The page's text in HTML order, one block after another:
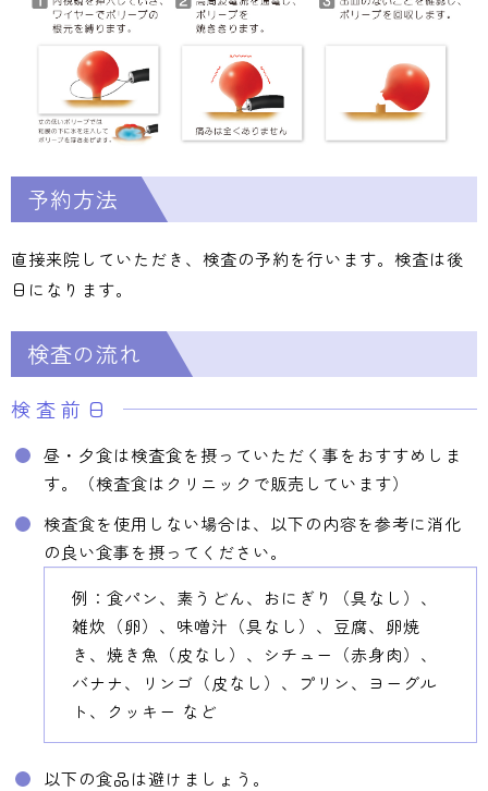
予約方法
直接来院していただき、検査の予約を行います。検査は後
日になります。
検査の流れ
検査前日
昼・夕食は検査食を摂っていただく事をおすすめしま
す。（検査食はクリニックで販売しています）
検査食を使用しない場合は、以下の内容を参考に消化
の良い食事を摂ってください。
例：食パン、素うどん、おにぎり（具なし）、
雑炊（卵）、味噌汁（具なし）、豆腐、卵焼
き、焼き魚（皮なし）、シチュー（赤身肉）、
バナナ、リンゴ（皮なし）、プリン、ヨーグル
ト、クッキー など
以下の食品は避けましょう。